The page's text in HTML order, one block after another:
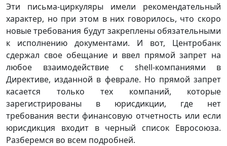
Эти письма-циркуляры имели рекомендательный
характер, но при этом в них говорилось, что скоро
новые требования будут закреплены обязательными
к исполнению документами. И вот, Центробанк
сдержал свое обещание и ввел прямой запрет на
любое взаимодействие с shell-компаниями в
Директиве, изданной в феврале. Но прямой запрет
касается только тех компаний, которые
зарегистрированы в юрисдикции, где нет
требования вести финансовую отчетность или если
юрисдикция входит в черный список Евросоюза.
Разберемся во всем подробней.